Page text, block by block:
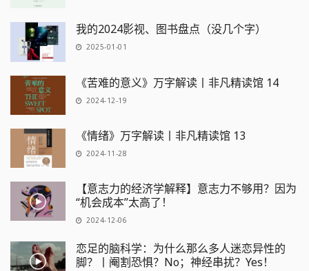
我的2024影视、图书盘点（没几个字）
2025-01-01
《苦难的意义》万字解读丨非凡精读馆 14
2024-12-19
《情绪》万字解读丨非凡精读馆 13
2024-11-28
【意志力的经济学解释】意志力不够用？因为
“机会成本”太高了！
2024-12-06
恋足的脑科学：为什么那么多人迷恋异性的
脚？丨阉割恐惧？No；神经串扰？Yes！